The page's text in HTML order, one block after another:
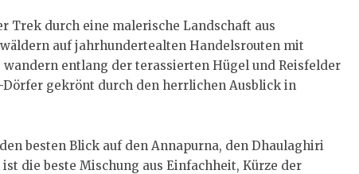
Trek durch eine malerische Landschaft aus
auf jahrhundertealten Handelsrouten mit
entlang der terassierten Hügel und Reisfelder
gekrönt durch den herrlichen Ausblick in
besten Blick auf den Annapurna, den Dhaulaghiri
die beste Mischung aus Einfachheit, Kürze der